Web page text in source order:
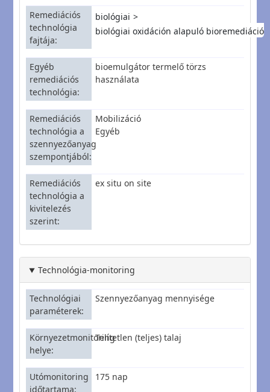
Remediációs
technológia
fajtája
biológiai
biológiai oxidáción alapuló bioremediáció
Egyéb
remediációs
technológia
bioemulgátor termelő törzs
használata
Remediációs
technológia a
szennyezőanyag
szempontjából
Mobilizáció
Egyéb
Remediációs
technológia a
kivitelezés
szerint
ex situ on site
Technológia-monitoring
Technológiai
paraméterek
Szennyezőanyag mennyisége
Környezetmonitoring
helye
Telítetlen (teljes) talaj
Utómonitoring
időtartama
175 nap